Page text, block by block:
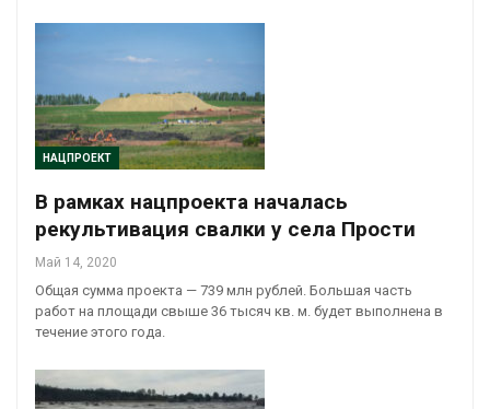
НАЦПРОЕКТ
В рамках нацпроекта началась
рекультивация свалки у села Прости
Май 14, 2020
Общая сумма проекта — 739 млн рублей. Большая часть
работ на площади свыше 36 тысяч кв. м. будет выполнена в
течение этого года.